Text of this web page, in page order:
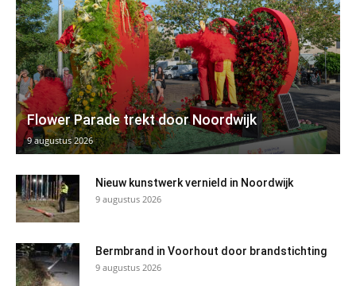
Flower Parade trekt door Noordwijk
9 augustus 2026
Nieuw kunstwerk vernield in Noordwijk
9 augustus 2026
Bermbrand in Voorhout door brandstichting
9 augustus 2026